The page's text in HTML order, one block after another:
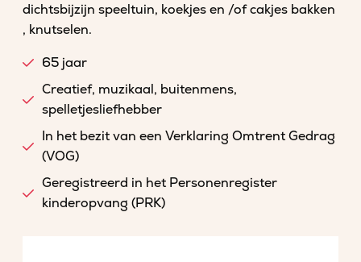
dichtsbijzijn speeltuin, koekjes en /of cakjes bakken
, knutselen.
65 jaar
Creatief, muzikaal, buitenmens,
spelletjesliefhebber
In het bezit van een Verklaring Omtrent Gedrag
(VOG)
Geregistreerd in het Personenregister
kinderopvang (PRK)